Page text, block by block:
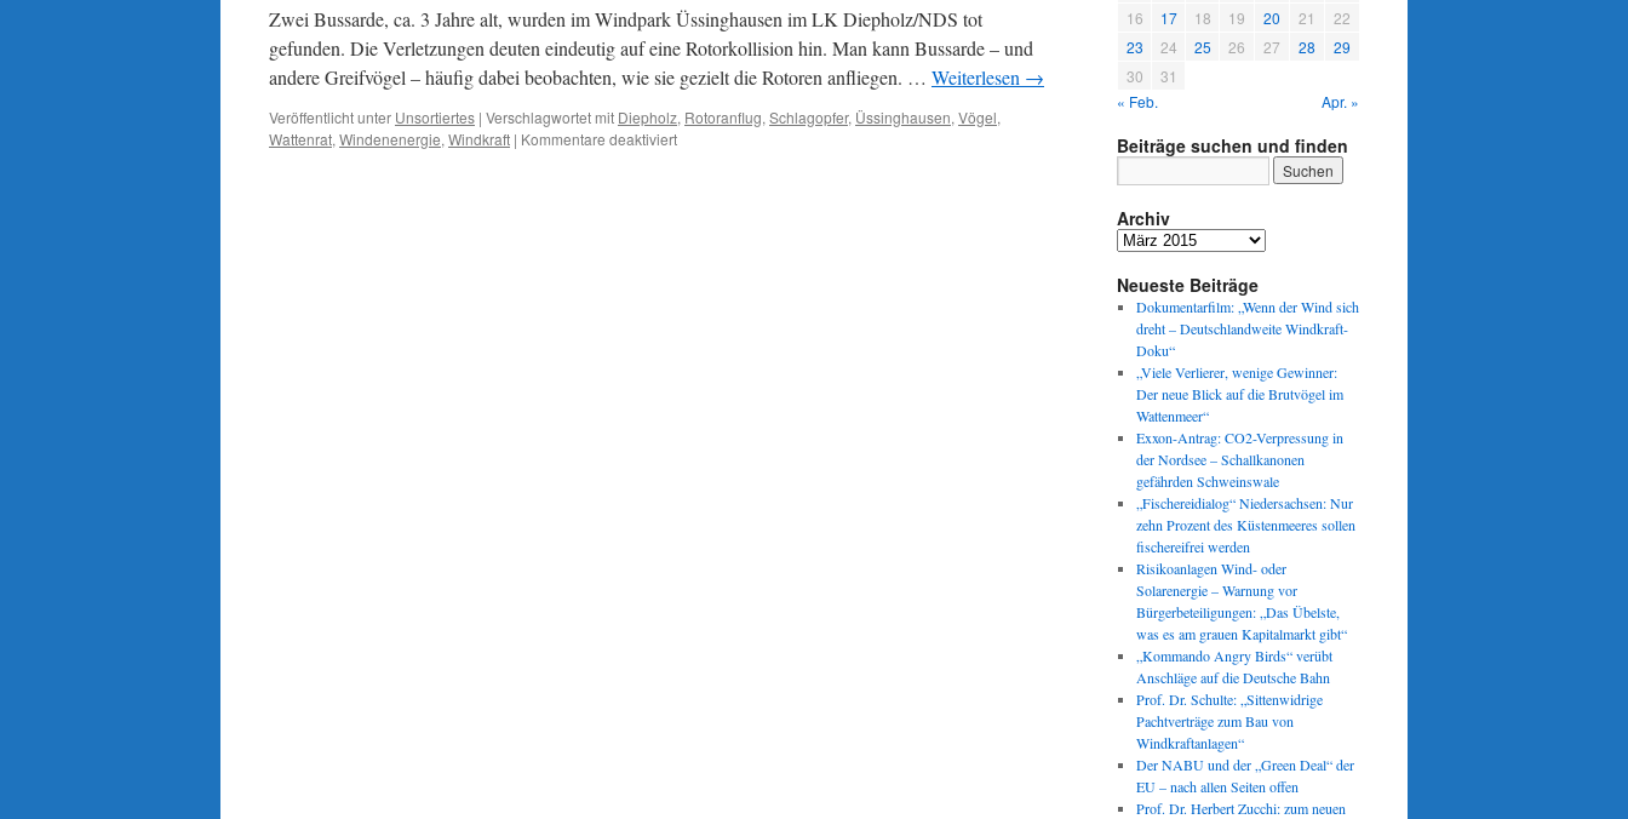
Zwei Bussarde, ca. 3 Jahre alt, wurden im Windpark Üssinghausen im LK Diepholz/NDS tot
gefunden. Die Verletzungen deuten eindeutig auf eine Rotorkollision hin. Man kann Bussarde – und
andere Greifvögel – häufig dabei beobachten, wie sie gezielt die Rotoren anfliegen. … Weiterlesen →
Veröffentlicht unter Unsortiertes | Verschlagwortet mit Diepholz, Rotoranflug, Schlagopfer, Üssinghausen, Vögel,
Wattenrat, Windenenergie, Windkraft | Kommentare deaktiviertfür
16
17 18 19 20 21
22
23
24 25 26 27 28
29
30
31
« Feb.
Apr. »
Beiträge suchen und finden
Archiv
Archiv
Neueste Beiträge
Dokumentarfilm: „Wenn der Wind sich
dreht – Deutschlandweite Windkraft-
Doku“
„Viele Verlierer, wenige Gewinner:
Der neue Blick auf die Brutvögel im
Wattenmeer“
Exxon-Antrag: CO2-Verpressung in
der Nordsee – Schallkanonen
gefährden Schweinswale
„Fischereidialog“ Niedersachsen: Nur
zehn Prozent des Küstenmeeres sollen
fischereifrei werden
Risikoanlagen Wind- oder
Solarenergie – Warnung vor
Bürgerbeteiligungen: „Das Übelste,
was es am grauen Kapitalmarkt gibt“
„Kommando Angry Birds“ verübt
Anschläge auf die Deutsche Bahn
Prof. Dr. Schulte: „Sittenwidrige
Pachtverträge zum Bau von
Windkraftanlagen“
Der NABU und der „Green Deal“ der
EU – nach allen Seiten offen
Prof. Dr. Herbert Zucchi: zum neuen